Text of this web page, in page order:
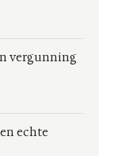
vergunning
echte